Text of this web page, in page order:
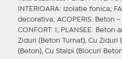
INTERIOARA: Izolatie fonica;
decorativa; ACOPERIS: Beton -
CONFORT : I; PLANSEE : Beton
Ziduri (Beton Turnat), Cu Ziduri
(Beton), Cu Stalpi (Blocuri